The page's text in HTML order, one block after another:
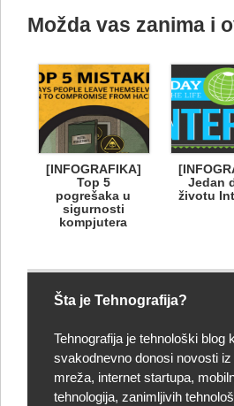
Možda vas zanima i
[INFOGRAFIKA]
Top 5
pogrešaka u
sigurnosti
kompjutera
Jedan
životu
Šta je Tehnografija?
Tehnografija je tehnološki blog
svakodnevno donosi novosti
mreža, internet startupa,
tehnologija, zanimljivih